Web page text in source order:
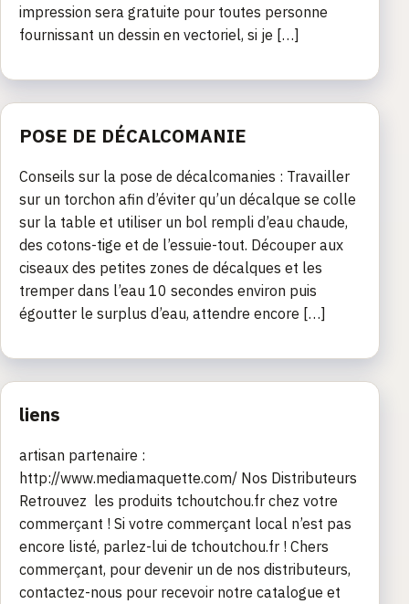
impression sera gratuite pour toutes personne
fournissant un dessin en vectoriel, si je […]
POSE DE DÉCALCOMANIE
Conseils sur la pose de décalcomanies : Travailler
sur un torchon afin d’éviter qu’un décalque se colle
sur la table et utiliser un bol rempli d’eau chaude,
des cotons-tige et de l’essuie-tout. Découper aux
ciseaux des petites zones de décalques et les
tremper dans l’eau 10 secondes environ puis
égoutter le surplus d’eau, attendre encore […]
liens
artisan partenaire :
http://www.mediamaquette.com/ Nos Distributeurs
Retrouvez les produits tchoutchou.fr chez votre
commerçant ! Si votre commerçant local n’est pas
encore listé, parlez-lui de tchoutchou.fr ! Chers
commerçant, pour devenir un de nos distributeurs,
contactez-nous pour recevoir notre catalogue et